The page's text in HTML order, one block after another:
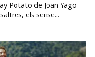
Potato de Joan Yago
els sense...